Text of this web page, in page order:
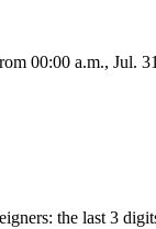
00:00 a.m., Jul.
the last 3